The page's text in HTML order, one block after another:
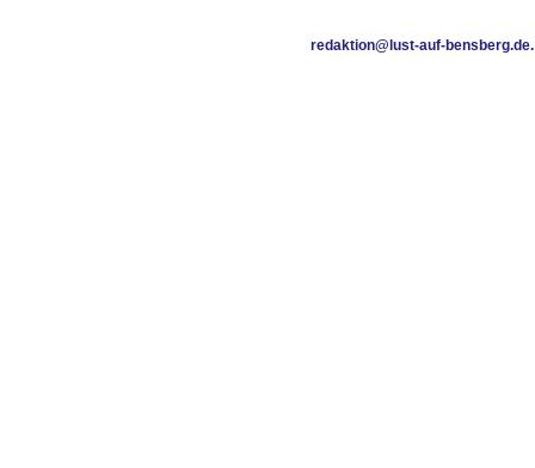
redaktion@lust-auf-bensberg.de.